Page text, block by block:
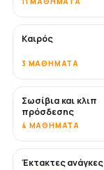
Καιρός
3 ΜΑΘΉΜΑΤΑ
Σωσίβια και κλιπ
πρόσδεσης
4 ΜΑΘΉΜΑΤΑ
Έκτακτες ανάγκες